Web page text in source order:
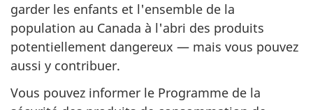
garder les enfants et l'ensemble de la
population au Canada à l'abri des produits
potentiellement dangereux — mais vous pouvez
aussi y contribuer.
Vous pouvez informer le Programme de la